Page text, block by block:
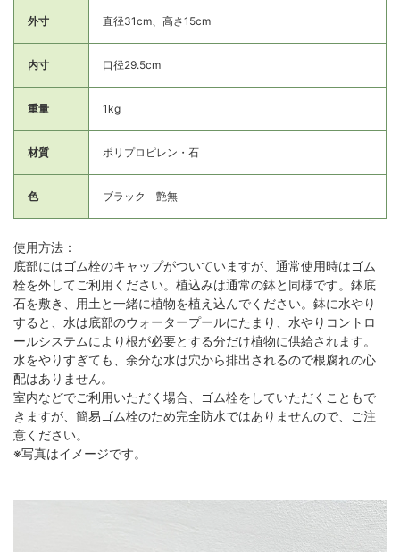
外寸 直径31cm、高さ15cm
内寸 口径29.5cm
重量 1kg
材質 ポリプロピレン・石
色 ブラック 艶無
使用方法：
底部にはゴム栓のキャップがついていますが、通常使用時はゴム
栓を外してご利用ください。植込みは通常の鉢と同様です。鉢底
石を敷き、用土と一緒に植物を植え込んでください。鉢に水やり
すると、水は底部のウォータープールにたまり、水やりコントロ
ールシステムにより根が必要とする分だけ植物に供給されます。
水をやりすぎても、余分な水は穴から排出されるので根腐れの心
配はありません。
室内などでご利用いただく場合、ゴム栓をしていただくこともで
きますが、簡易ゴム栓のため完全防水ではありませんので、ご注
意ください。
※写真はイメージです。